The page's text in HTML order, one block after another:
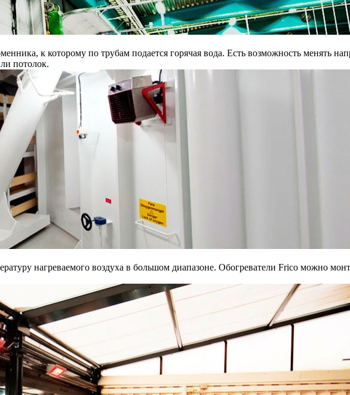
к которому по трубам подается горячая вода. Есть возможность менять
потолок.
нагреваемого воздуха в большом диапазоне. Обогреватели Frico можно